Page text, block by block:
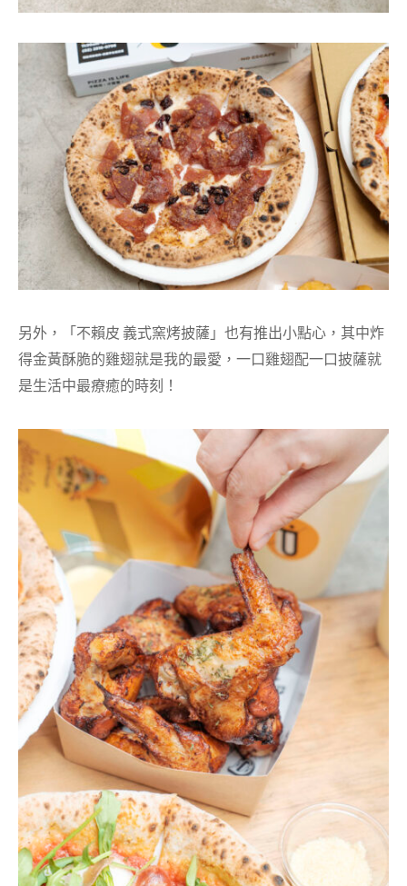
另外，「不賴皮 義式窯烤披薩」也有推出小點心，其中炸
得金黃酥脆的雞翅就是我的最愛，一口雞翅配一口披薩就
是生活中最療癒的時刻！